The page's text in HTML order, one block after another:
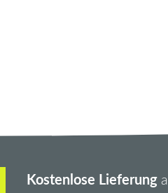
Kostenlose Lieferung